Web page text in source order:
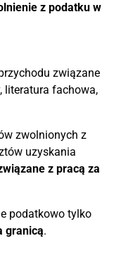
z podatku w
związane
literatura fachowa,
zwolnionych z
uzyskania
z pracą za
podatkowo tylko
granicą.